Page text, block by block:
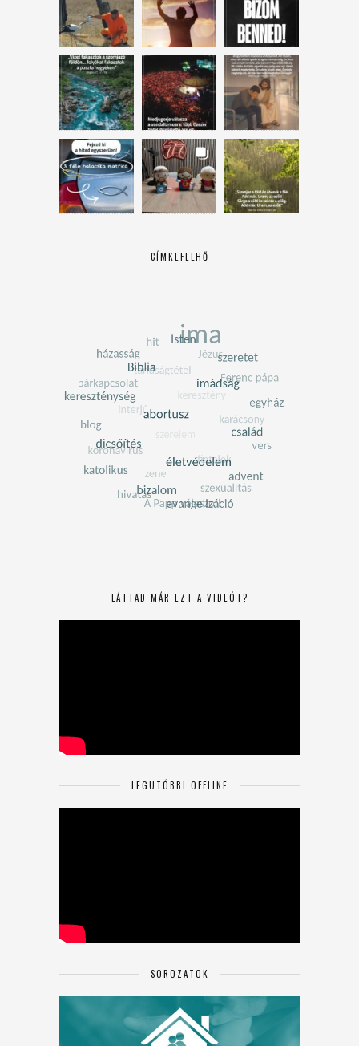
CÍMKEFELHŐ
LÁTTAD MÁR EZT A VIDEÓT?
LEGUTÓBBI OFFLINE
SOROZATOK